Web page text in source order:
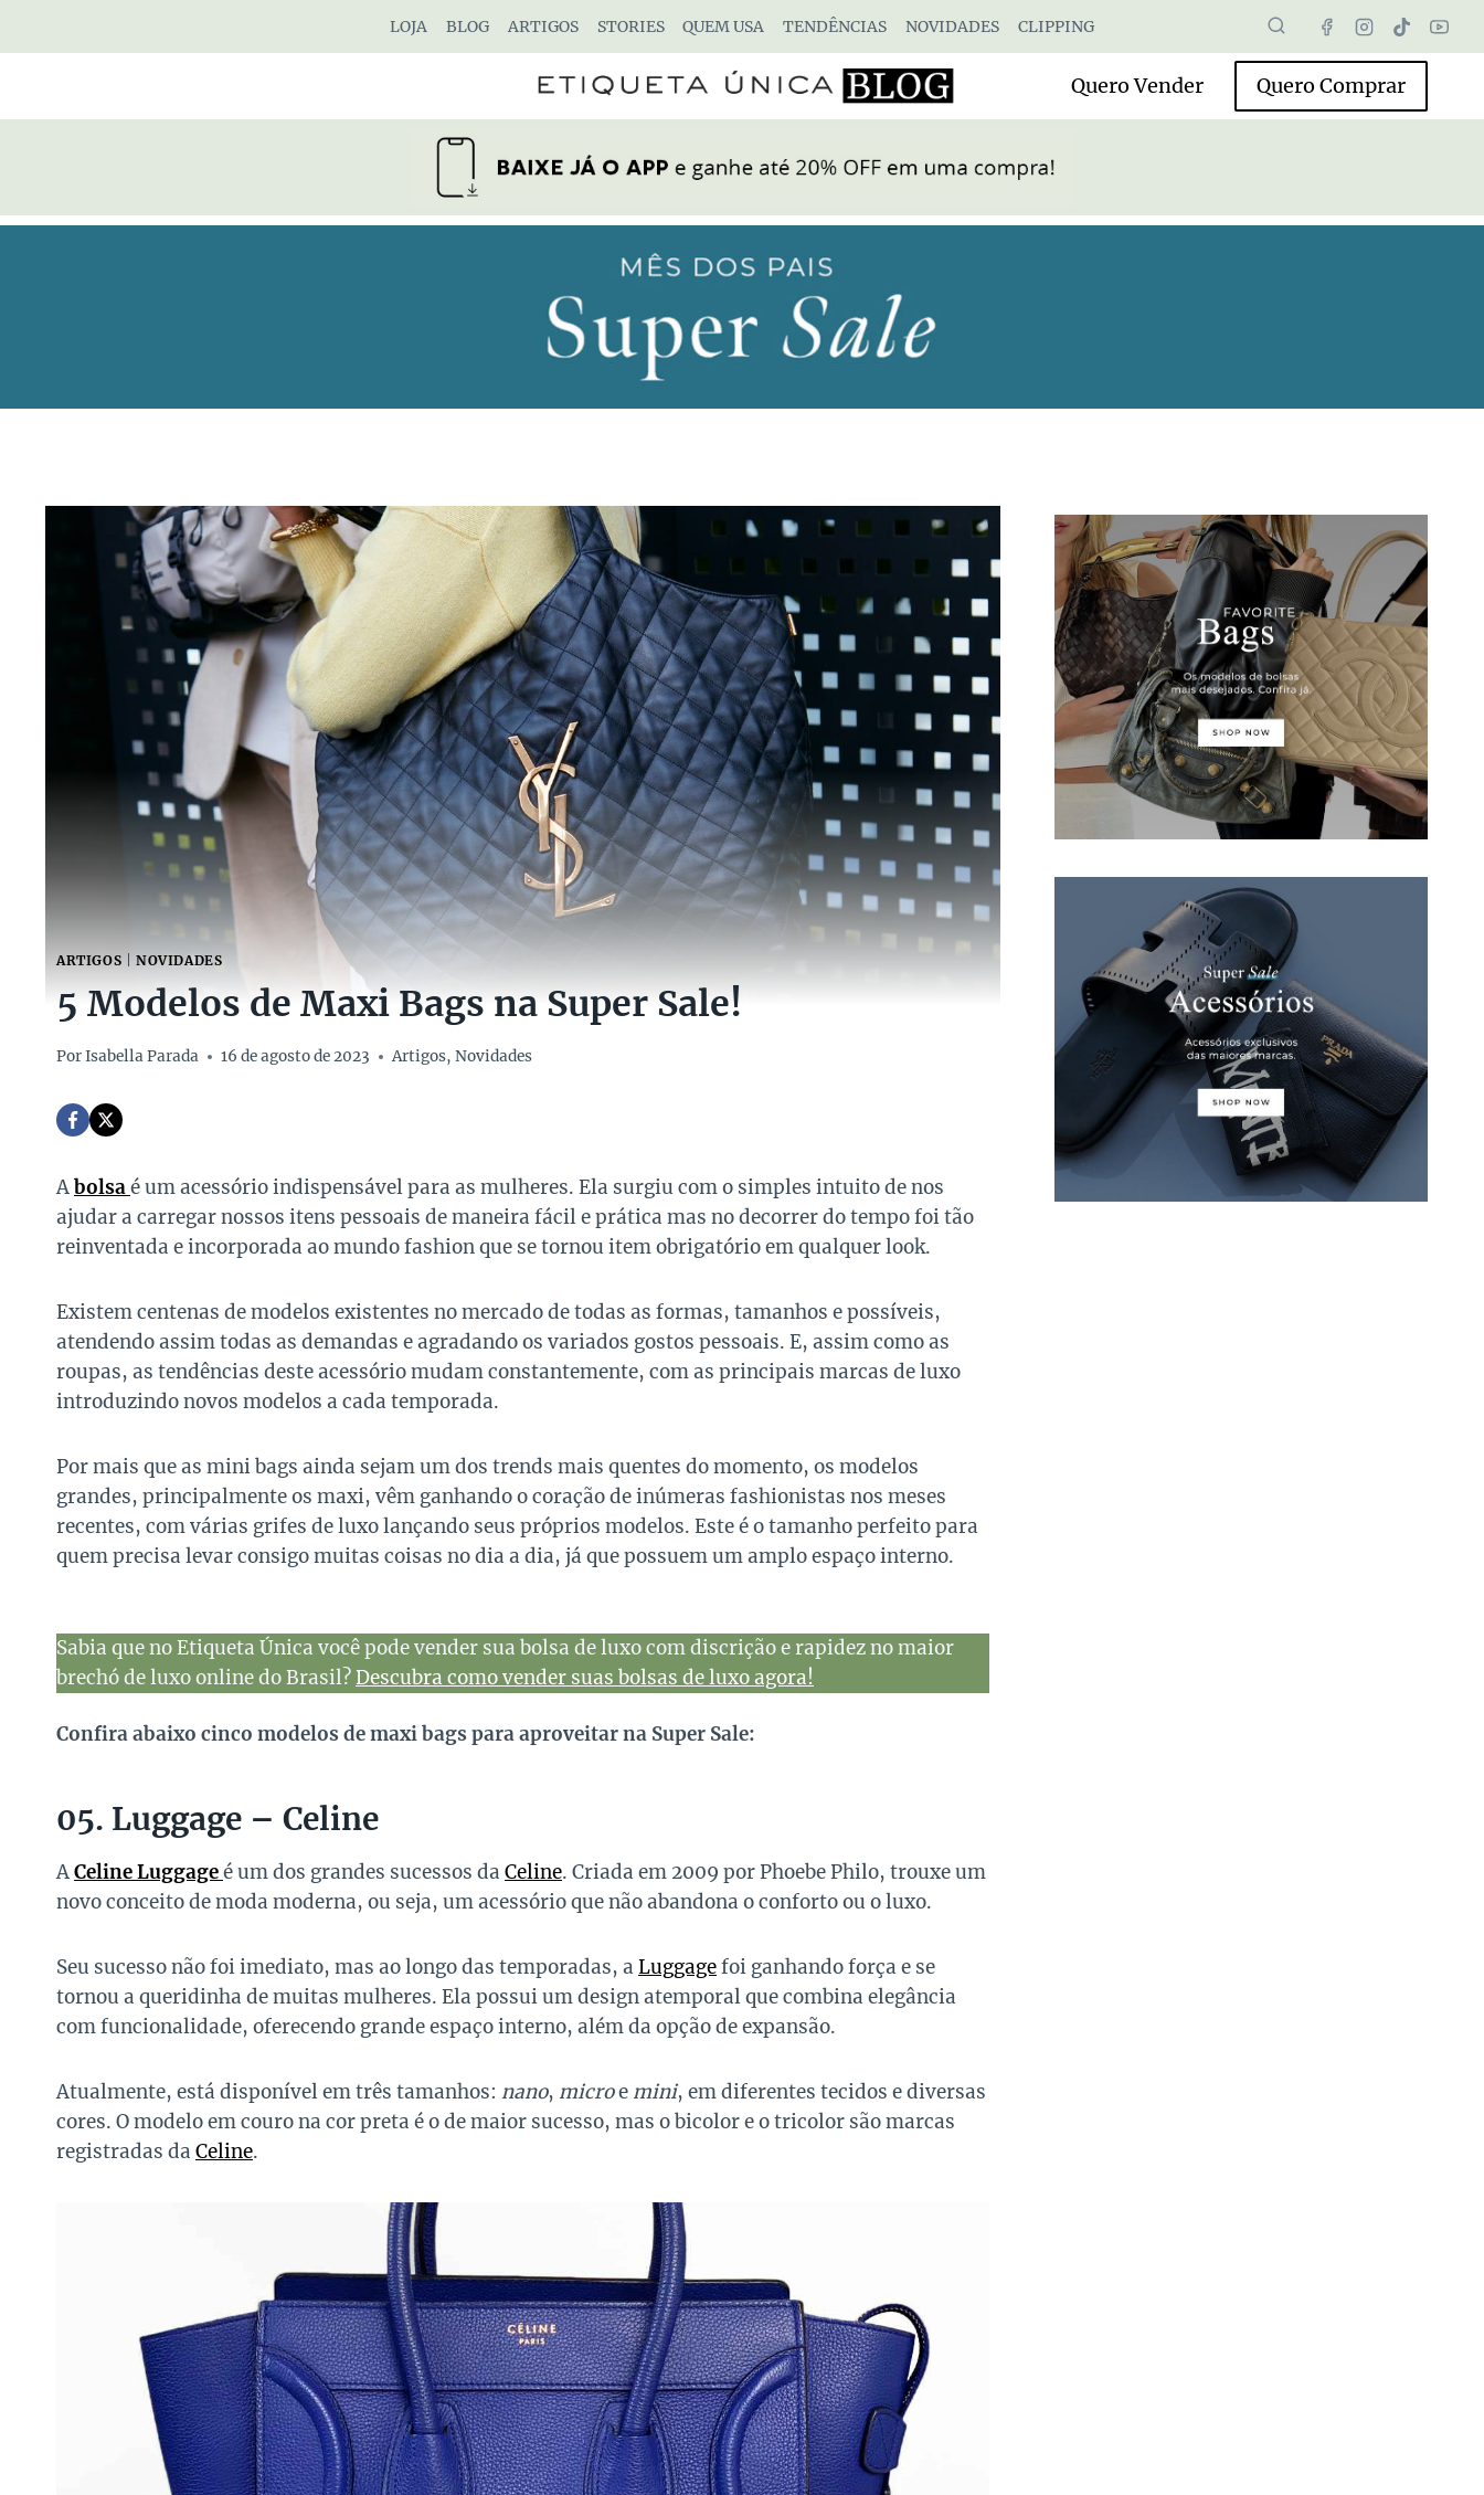
LOJA BLOG ARTIGOS STORIES QUEM USA TENDÊNCIAS NOVIDADES CLIPPING
Quero Vender Quero Comprar
ARTIGOS NOVIDADES
5 Modelos de Maxi Bags na Super Sale!
PorIsabella Parada 16 de agosto de 2023 Artigos,Novidades
Abolsaé um acessório indispensável para as mulheres. Ela surgiu com o simples intuito de nos
ajudar a carregar nossos itens pessoais de maneira fácil e prática mas no decorrer do tempo foi tão
reinventada e incorporada ao mundo fashion que se tornou item obrigatório em qualquer look.
Existem centenas de modelos existentes no mercado de todas as formas, tamanhos e possíveis,
atendendo assim todas as demandas e agradando os variados gostos pessoais. E, assim como as
roupas, as tendências deste acessório mudam constantemente, com as principais marcas de luxo
introduzindo novos modelos a cada temporada.
Por mais que as mini bags ainda sejam um dos trends mais quentes do momento, os modelos
grandes, principalmente os maxi, vêm ganhando o coração de inúmeras fashionistas nos meses
recentes, com várias grifes de luxo lançando seus próprios modelos. Este é o tamanho perfeito para
quem precisa levar consigo muitas coisas no dia a dia, já que possuem um amplo espaço interno.
Sabia que no Etiqueta Única você pode vender sua bolsa de luxo com discrição e rapidez no maior
brechó de luxo online do Brasil?Descubra como vender suas bolsas de luxo agora!
Confira abaixo cinco modelos de maxi bags para aproveitar na Super Sale:
05. Luggage – Celine
ACeline Luggageé um dos grandes sucessos da Celine. Criada em 2009 por Phoebe Philo, trouxe um
novo conceito de moda moderna, ou seja, um acessório que não abandona o conforto ou o luxo.
Seu sucesso não foi imediato, mas ao longo das temporadas, a Luggagefoi ganhando força e se
tornou a queridinha de muitas mulheres. Ela possui um design atemporal que combina elegância
com funcionalidade, oferecendo grande espaço interno, além da opção de expansão.
Atualmente, está disponível em três tamanhos: nano, microemini, em diferentes tecidos e diversas
cores. O modelo em couro na cor preta é o de maior sucesso, mas o bicolor e o tricolor são marcas
registradas da Celine.